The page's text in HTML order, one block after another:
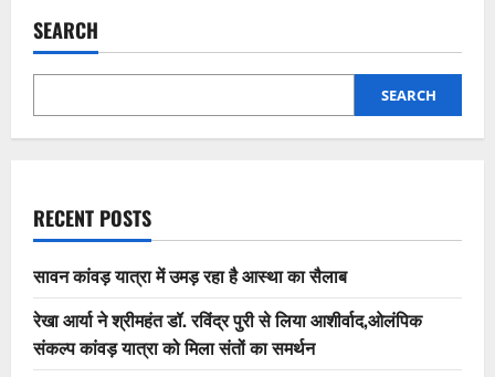
SEARCH
SEARCH
RECENT POSTS
सावन कांवड़ यात्रा में उमड़ रहा है आस्था का सैलाब
रेखा आर्या ने श्रीमहंत डॉ. रविंद्र पुरी से लिया आशीर्वाद,ओलंपिक
संकल्प कांवड़ यात्रा को मिला संतों का समर्थन